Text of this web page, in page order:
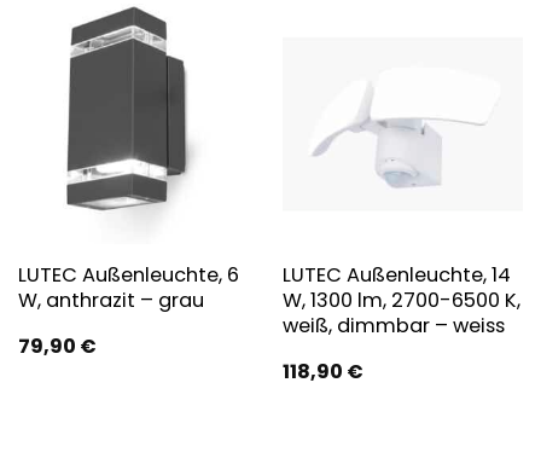
LUTEC Außenleuchte, 6
W, anthrazit – grau
79,90 €
LUTEC Außenleuchte, 14
W, 1300 lm, 2700-6500 K,
weiß, dimmbar – weiss
118,90 €